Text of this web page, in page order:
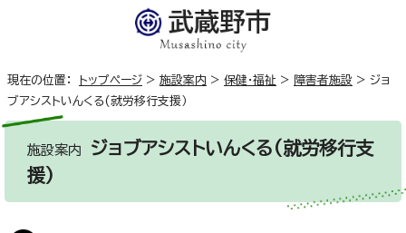
現在の位置： トップページ > 施設案内 > 保健・福祉 > 障害者施設 > ジョ
ブアシストいんくる(就労移行支援）
施設案内 ジョブアシストいんくる(就労移行支
援）